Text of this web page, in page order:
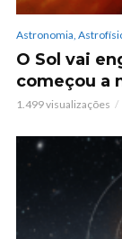
Astronomia,
O Sol vai
começou a
1.499 visualizações